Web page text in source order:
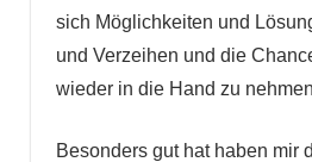
sich Möglichkeiten und
und Verzeihen und die
wieder in die Hand zu
Besonders gut hat haben mir